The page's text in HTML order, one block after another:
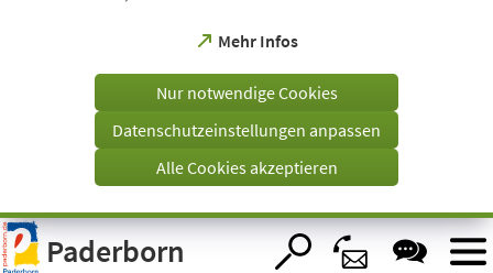
Visuelle
Assistenzsoftware
öffnen.
Mehr Infos
(Öffnet
einem
Tab)
Nur notwendige Cookies
Datenschutzeinstellungen anpassen
Alle Cookies akzeptieren
Paderborn